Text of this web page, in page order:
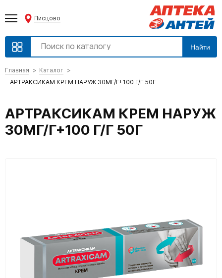
Писцово
Найти
Главная
Каталог
АРТРАКСИКАМ КРЕМ НАРУЖ 30МГ/Г+100 Г/Г 50Г
АРТРАКСИКАМ КРЕМ НАРУЖ
30МГ/Г+100 Г/Г 50Г